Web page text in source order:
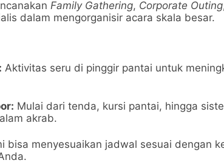
Family Gathering, Corporate Outing
dalam mengorganisir acara skala besar.
Aktivitas seru di pinggir pantai untuk
Mulai dari tenda, kursi pantai, hingga
akrab.
bisa menyesuaikan jadwal sesuai dengan